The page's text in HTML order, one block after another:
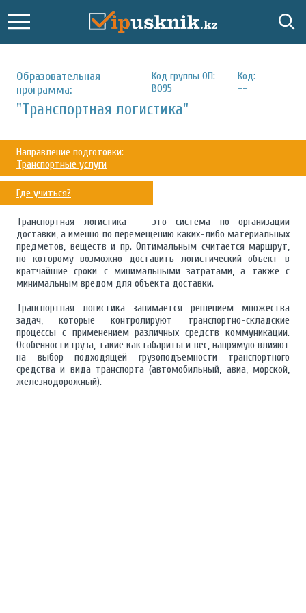
Образовательная
программа:
Код группы ОП:
B095
Код:
--
"Транспортная логистика"
Направление подготовки:
Транспортные услуги
Где учиться?
Транспортная логистика — это система по организации
доставки, а именно по перемещению каких-либо материальных
предметов, веществ и пр. Оптимальным считается маршрут,
по которому возможно доставить логистический объект в
кратчайшие сроки с минимальными затратами, а также с
минимальным вредом для объекта доставки.
Транспортная логистика занимается решением множества
задач, которые контролируют транспортно-складские
процессы с применением различных средств коммуникации.
Особенности груза, такие как габариты и вес, напрямую влияют
на выбор подходящей грузоподъемности транспортного
средства и вида транспорта (автомобильный, авиа, морской,
железнодорожный).